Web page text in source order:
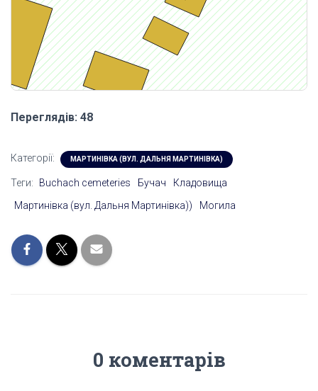
Переглядів: 48
Категорії: МАРТИНІВКА (ВУЛ. ДАЛЬНЯ МАРТИНІВКА)
Теги: Buchach cemeteries Бучач
Кладовища
Мартинівка (вул. Дальня Мартинівка))
Могила
0 коментарів